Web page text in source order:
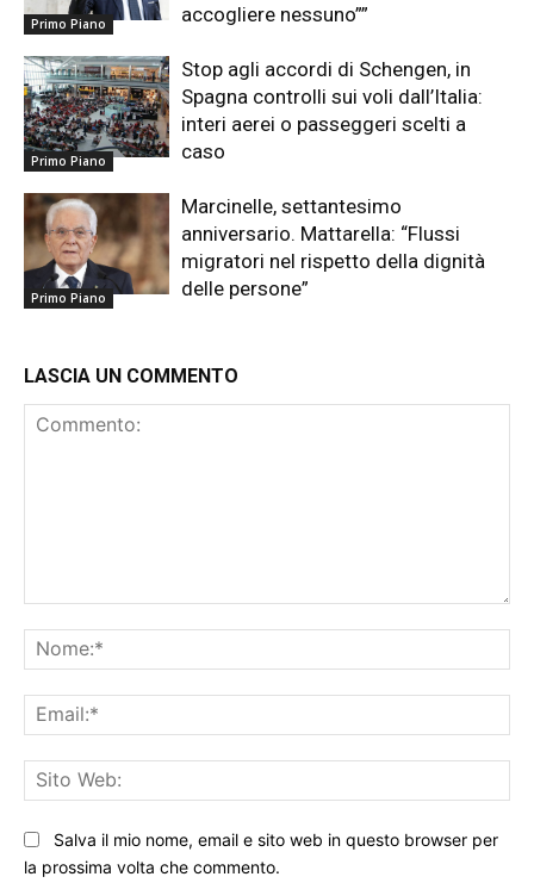
Primo Piano
accogliere nessuno””
Primo Piano
Stop agli accordi di Schengen, in
Spagna controlli sui voli dall’Italia:
interi aerei o passeggeri scelti a
caso
Primo Piano
Marcinelle, settantesimo
anniversario. Mattarella: “Flussi
migratori nel rispetto della dignità
delle persone”
LASCIA UN COMMENTO
Salva il mio nome, email e sito web in questo browser per
la prossima volta che commento.